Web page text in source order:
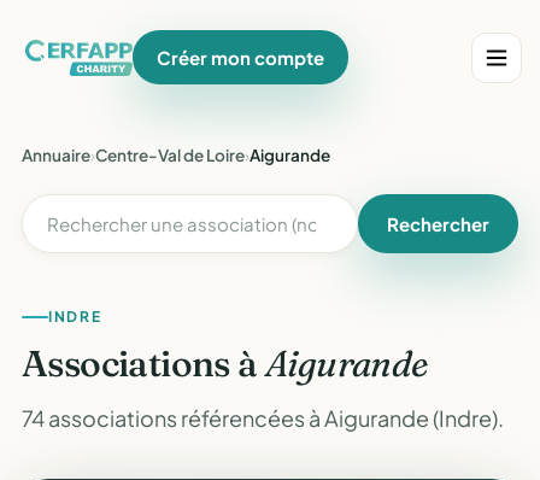
Créer mon compte
Annuaire›Centre-Val de Loire›Aigurande
Rechercher
INDRE
Associations àAigurande
74 associations référencées à Aigurande (Indre).